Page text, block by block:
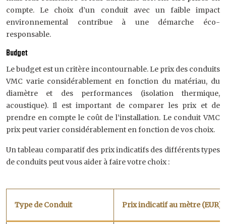
compte. Le choix d’un conduit avec un faible impact
environnemental contribue à une démarche éco-
responsable.
Budget
Le budget est un critère incontournable. Le prix des conduits
VMC varie considérablement en fonction du matériau, du
diamètre et des performances (isolation thermique,
acoustique). Il est important de comparer les prix et de
prendre en compte le coût de l’installation. Le conduit VMC
prix peut varier considérablement en fonction de vos choix.
Un tableau comparatif des prix indicatifs des différents types
de conduits peut vous aider à faire votre choix :
Type de Conduit Prix indicatif au mètre (EUR)